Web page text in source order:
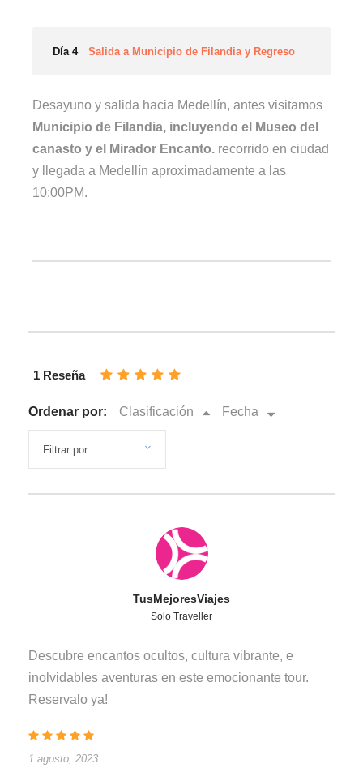
Día 4 Salida a Municipio de Filandia y Regreso
Desayuno y salida hacia Medellín, antes visitamos
Municipio de Filandia, incluyendo el Museo del
canasto y el Mirador Encanto. recorrido en ciudad
y llegada a Medellín aproximadamente a las
10:00PM.
1 Reseña
Ordenar por: Clasificación Fecha
TusMejoresViajes
Solo Traveller
Descubre encantos ocultos, cultura vibrante, e
inolvidables aventuras en este emocionante tour.
Reservalo ya!
1 agosto, 2023